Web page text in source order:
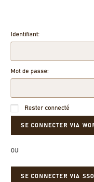
Identifiant:
Mot de passe:
Rester connecté
OU
SE CONNECTER VIA SSO